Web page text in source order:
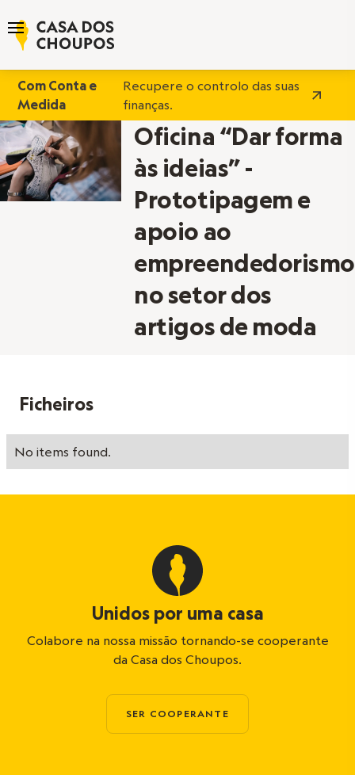
Com Conta e
Medida
Recupere o controlo das suas
finanças.
Oficina “Dar forma
às ideias” -
Prototipagem e
apoio ao
empreendedorismo
no setor dos
artigos de moda
Ficheiros
No items found.
Unidos por uma casa
Colabore na nossa missão tornando-se cooperante
da Casa dos Choupos.
SER COOPERANTE